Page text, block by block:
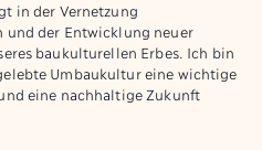
in der Vernetzung
der Entwicklung neuer
baukulturellen Erbes. Ich bin
Umbaukultur eine wichtige
eine nachhaltige Zukunft